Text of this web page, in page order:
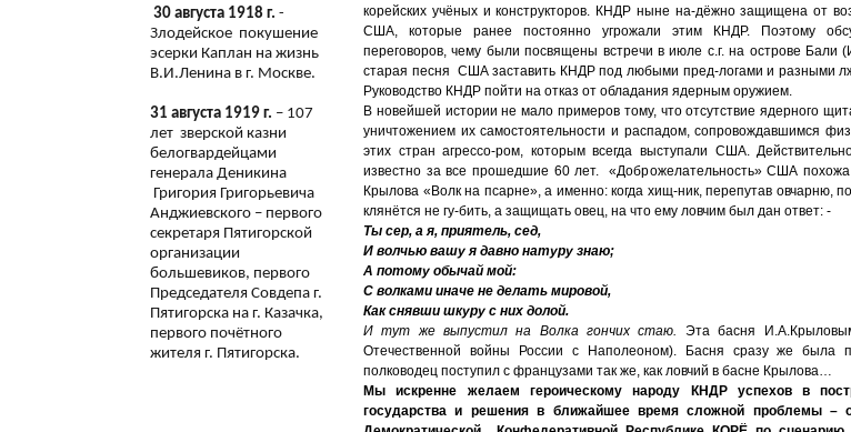
корейских учёных и конструкторов. КНДР ныне на-дёжно защищена от
США, которые ранее постоянно угрожали этим КНДР. Поэтому
переговоров, чему были посвящены встречи в июле с.г. на острове Бали
старая песня США заставить КНДР под любыми пред-логами и разными
Руководство КНДР пойти на отказ от обладания ядерным оружием.
В новейшей истории не мало примеров тому, что отсутствие ядерного
уничтожением их самостоятельности и распадом, сопровождавшимся
этих стран агрессо-ром, которым всегда выступали США.
известно за все прошедшие 60 лет. «Доброжелательность» США похожа
Крылова «Волк на псарне», а именно: когда хищ-ник, перепутав овчарню,
клянётся не гу-бить, а защищать овец, на что ему ловчим был дан ответ: -
Ты сер, а я, приятель, сед,
И волчью вашу я давно натуру знаю;
А потому обычай мой:
С волками иначе не делать мировой,
Как снявши шкуру с них долой.
И тут же выпустил на Волка гончих стаю. Эта басня
Отечественной войны России с Наполеоном). Басня сразу же была
полководец поступил с французами так же, как ловчий в басне Крылова…
Мы искренне желаем героическому народу КНДР успехов в
государства и решения в ближайшее время сложной проблемы –
30 августа 1918 г. -
Злодейское покушение
эсерки Каплан на жизнь
В.И.Ленина в г. Москве.
31 августа 1919 г. – 107
лет зверской казни
белогвардейцами
генерала Деникина
Григория Григорьевича
Анджиевского – первого
секретаря Пятигорской
организации
большевиков, первого
Председателя Совдепа г.
Пятигорска на г. Казачка,
первого почётного
жителя г. Пятигорска.